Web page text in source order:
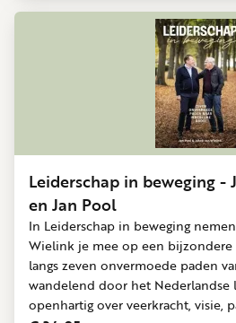
vond Erik rust en vrede bij God,
krachtbron was. Dit boek is een
geloof, verlies en veerkracht —
en bemoedigt, juist in de stormen
aansprekende verhalen uit de
en vragen ter overdenking voor de
Leiderschap in beweging -
en Jan Pool
In Leiderschap in beweging
Wielink je mee op een
langs zeven onvermoede paden
wandelend door het Nederlandse
openhartig over veerkracht, visie,